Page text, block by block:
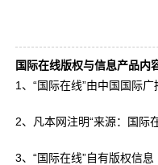
国际在线版权与信息产品内
1、“国际在线”由中国国际
2、凡本网注明“来源：国际
3、“国际在线”自有版权信